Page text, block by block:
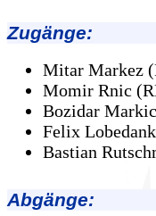
Zugänge:
Mitar Markez
Momir Rnic
Bozidar
Felix
Bastian
Abgänge: